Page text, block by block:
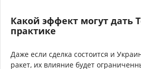
Какой эффект могут дать
практике
Даже если сделка состоится и
ракет, их влияние будет